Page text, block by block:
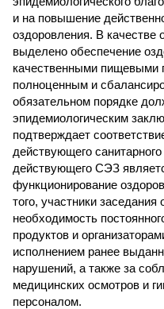
и на повышение
оздоровления. В качестве
выделено обеспечение
качественными пищевыми
полноценным и
обязательном порядке
эпидемиологическим
подтверждает
действующего
действующего СЭЗ
функционирование
того, участники
необходимость
продуктов и
исполнением ранее
нарушений, а также за
медицинских осмотров и
персоналом.